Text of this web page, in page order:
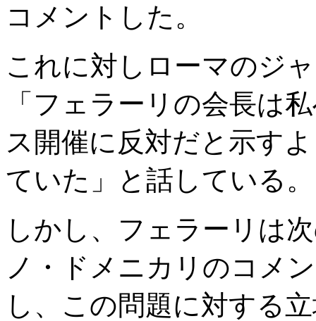
コメントした。
これに対しローマのジ
「フェラーリの会長は
ス開催に反対だと示す
ていた」と話している。
しかし、フェラーリは
ノ・ドメニカリのコメ
し、この問題に対する